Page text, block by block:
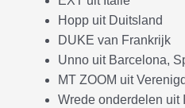
Hopp uit Duitsland
DUKE van Frankrijk
Unno uit Barcelona,
MT ZOOM uit
Wrede onderdelen uit